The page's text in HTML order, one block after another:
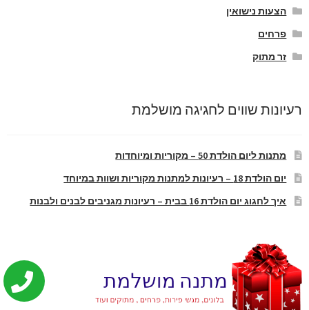
הצעות נישואין
פרחים
זר מתוק
רעיונות שווים לחגיגה מושלמת
מתנות ליום הולדת 50 – מקוריות ומיוחדות
יום הולדת 18 – רעיונות למתנות מקוריות ושוות במיוחד
איך לחגוג יום הולדת 16 בבית – רעיונות מגניבים לבנים ולבנות